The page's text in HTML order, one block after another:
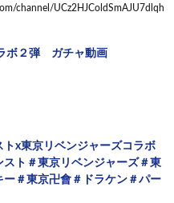
channel/UCz2HJColdSmAJU7dlqh
ボ２弾 ガチャ動画
トx東京リベンジャーズコラボ
ト＃東京リベンジャーズ＃東
ー＃東京卍會＃ドラケン＃パー